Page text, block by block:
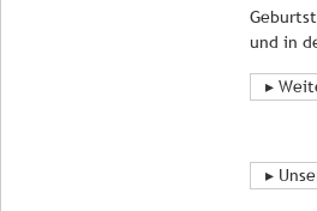
und in
▸
▸